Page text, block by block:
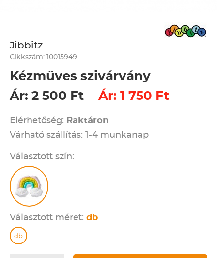
Jibbitz
Cikkszám: 10015949
Kézműves szivárvány
Ár: 2 500 Ft
Ár: 1 750 Ft
Elérhetőség: Raktáron
Várható szállítás: 1-4 munkanap
Választott szín:
Választott méret: db
db